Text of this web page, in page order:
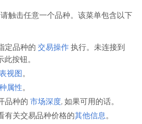
触击任意一个品种。该菜单包含以下
定品种的 交易操作执行。未连接到
按钮。
视图。
属性。
品种的 市场深度, 如果可用的话。
有关交易品种价格的其他信息。